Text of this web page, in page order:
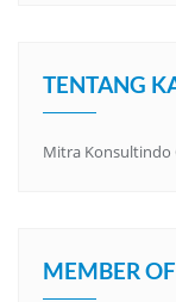
TENTANG
Mitra Konsultindo
MEMBER OF